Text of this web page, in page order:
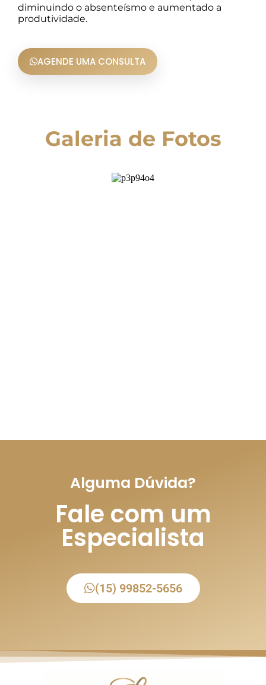
diminuindo o absenteísmo e aumentado a
produtividade.
AGENDE UMA CONSULTA
Galeria de Fotos
Alguma Dúvida?
Fale com um
Especialista
(15) 99852-5656